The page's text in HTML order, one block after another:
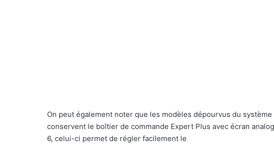
On peut également noter que les modèles dépourvus du système
conservent le boîtier de commande Expert Plus avec écran
6, celui-ci permet de régler facilement le